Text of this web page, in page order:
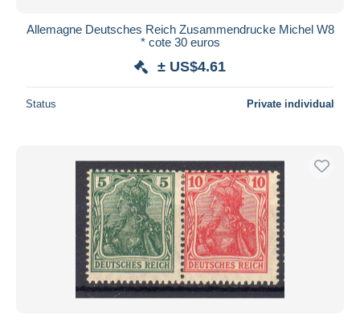
Allemagne Deutsches Reich Zusammendrucke Michel W8
* cote 30 euros
± US$4.61
Status Private individual